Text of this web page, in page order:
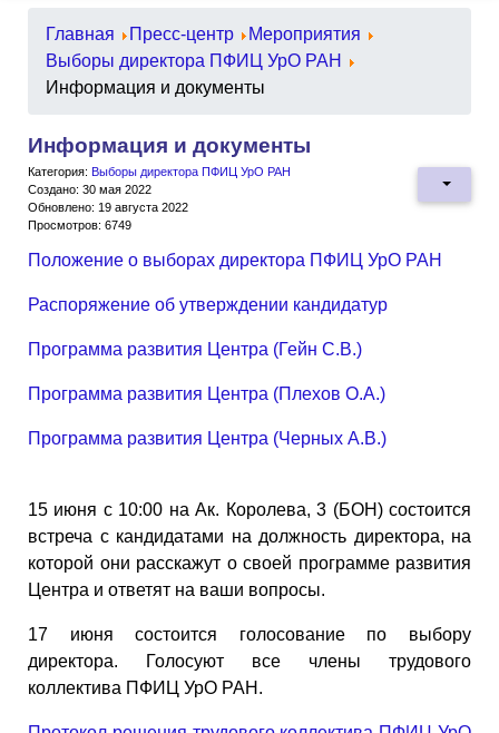
Главная Пресс-центр
Мероприятия
Выборы директора ПФИЦ УрО РАН
Информация и документы
Информация и документы
Категория: Выборы директора ПФИЦ УрО РАН
Создано: 30 мая 2022
Обновлено: 19 августа 2022
Просмотров: 6749
Положение о выборах директора ПФИЦ УрО РАН
Распоряжение об утверждении кандидатур
Программа развития Центра (Гейн С.В.)
Программа развития Центра (Плехов О.А.)
Программа развития Центра (Черных А.В.)
15 июня с 10:00 на Ак. Королева, 3 (БОН) состоится
встреча с кандидатами на должность директора, на
которой они расскажут о своей программе развития
Центра и ответят на ваши вопросы.
17 июня состоится голосование по выбору
директора. Голосуют все члены трудового
коллектива ПФИЦ УрО РАН.